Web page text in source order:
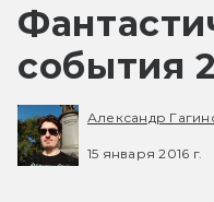
события
Александр
15 января 2016 г.